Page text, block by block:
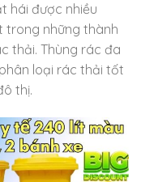
hái được nhiều
trong những thành
thải. Thùng rác đa
loại rác thải tốt
thị.